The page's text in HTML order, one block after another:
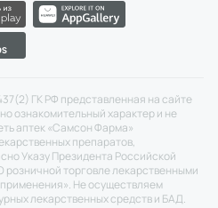
ГК РФ представленная на сайте
ознакомительный характер и не
аптек «Самсон Фарма»
препаратов,
Указу Президента Российской
розничной торговле лекарственными
Не осуществляем
лекарственных средств и БАД.